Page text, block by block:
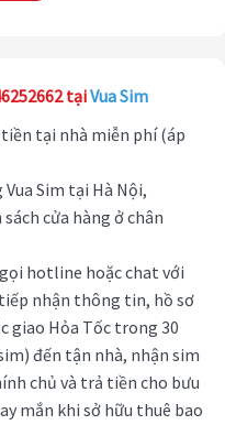
tạiVua Sim
tại nhà miễn phí (áp
Sim tại Hà Nội,
cửa hàng ở chân
hotline hoặc chat với
tiếp nhận thông tin, hồ sơ
giao Hỏa Tốc trong 30
đến tận nhà, nhận sim
chủ và trả tiền cho bưu
mắn khi sở hữu thuê bao